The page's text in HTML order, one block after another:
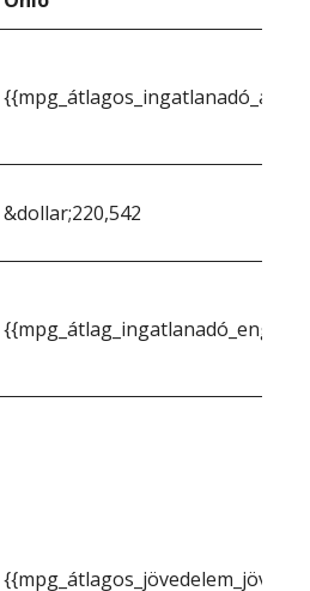
&dollar;220,542